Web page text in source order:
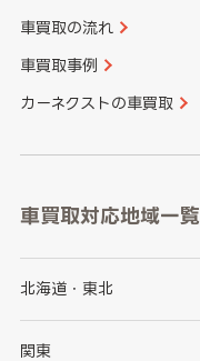
車買取の流れ
車買取事例
カーネクストの車買取
車買取対応地域一覧
北海道・東北
北海道
関東